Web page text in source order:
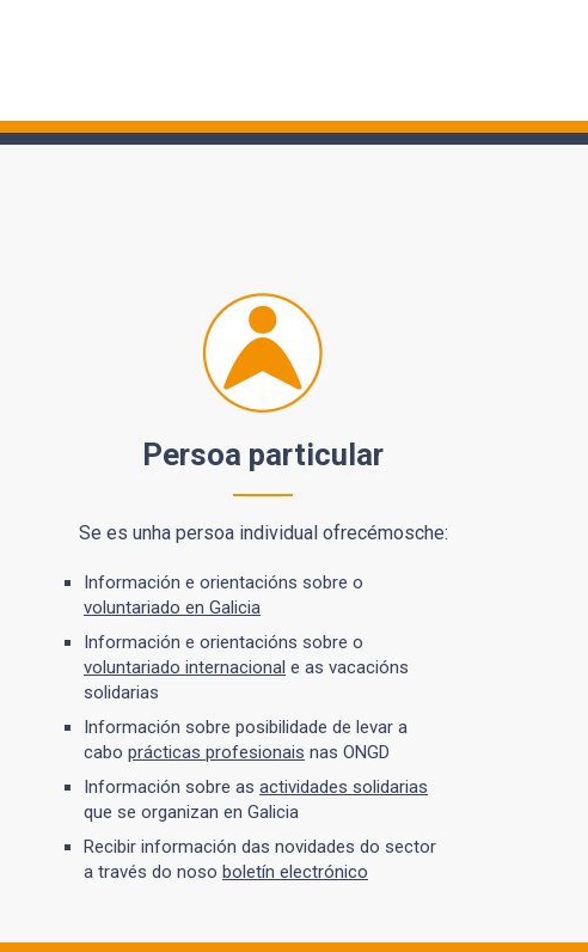
Persoa particular
Se es unha persoa individual ofrecémosche:
Información e orientacións sobre o
voluntariado en Galicia
Información e orientacións sobre o
voluntariado internacional e as vacacións
solidarias
Información sobre posibilidade de levar a
cabo prácticas profesionais nas ONGD
Información sobre as actividades solidarias
que se organizan en Galicia
Recibir información das novidades do sector
a través do noso boletín electrónico